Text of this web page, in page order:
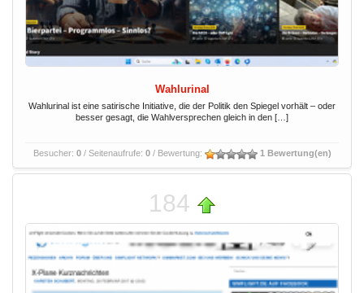
Wahlurinal
Wahlurinal ist eine satirische Initiative, die der Politik den Spiegel vorhält – oder
besser gesagt, die Wahlversprechen gleich in den […]
Besucher: 0/ Seitenaufrufe: 0/ Bewertung: 1 Bewertung(en)
184